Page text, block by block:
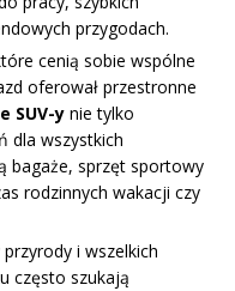
przygodach.
cenią sobie wspólne
oferował przestronne
SUV-y nie tylko
dla wszystkich
bagaże, sprzęt sportowy
rodzinnych wakacji czy
przyrody i wszelkich
często szukają